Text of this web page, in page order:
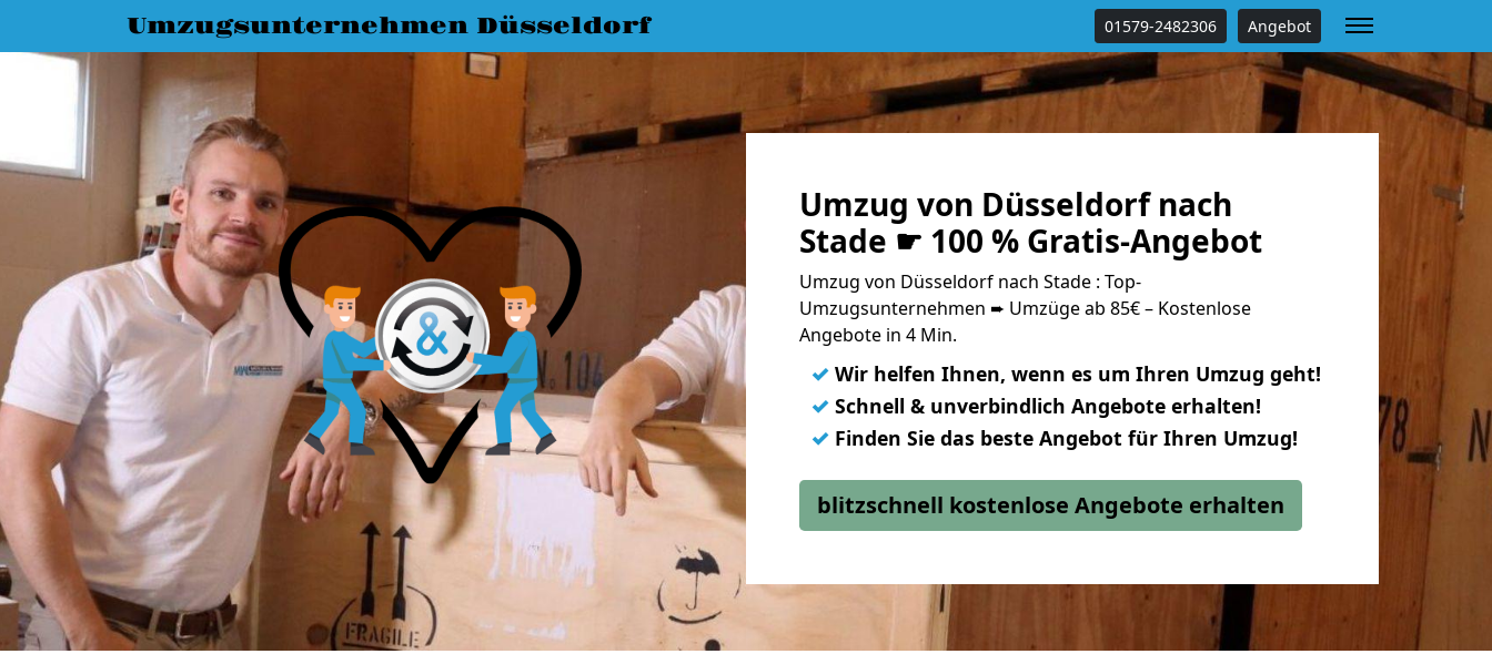
Umzugsunternehmen Düsseldorf 01579-2482306 Angebot
Umzug von Düsseldorf nach
Stade ☛ 100 % Gratis-Angebot
Umzug von Düsseldorf nach Stade : Top-
Umzugsunternehmen ➨ Umzüge ab 85€ – Kostenlose
Angebote in 4 Min.
✓ Wir helfen Ihnen, wenn es um Ihren Umzug geht!
✓ Schnell & unverbindlich Angebote erhalten!
✓ Finden Sie das beste Angebot für Ihren Umzug!
blitzschnell kostenlose Angebote erhalten